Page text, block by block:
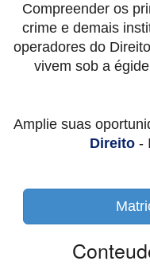
Compreender os
crime e demais
operadores do
vivem sob a
Amplie suas
Direito -